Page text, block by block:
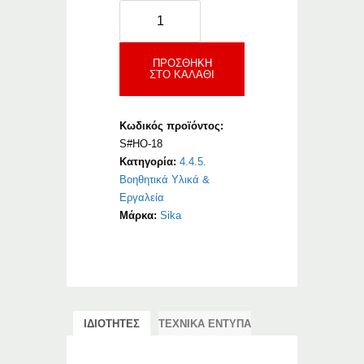
AnchorFix
Hole
Cleaning
Brushes
Hybrid
ΠΡΟΣΘΉΚΗ
ΣΤΟ ΚΑΛΆΘΙ
Κωδικός προϊόντος:
S#HO-18
Κατηγορία:4.4.5.
Βοηθητικά Υλικά &
Εργαλεία
Μάρκα:Sika
ΙΔΙΟΤΗΤΕΣ ΤΕΧΝΙΚΑ ΕΝΤΥΠΑ